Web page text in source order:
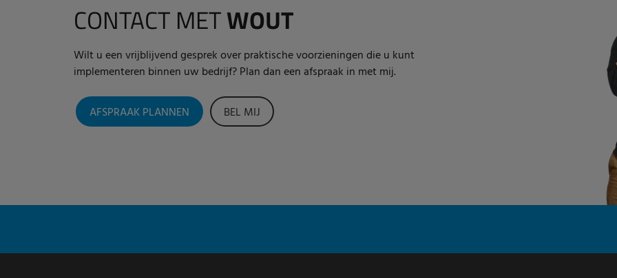
CONTACT METWOUT
Wilt u een vrijblijvend gesprek over praktische voorzieningen die u kunt
implementeren binnen uw bedrijf? Plan dan een afspraak in met mij.
AFSPRAAK PLANNEN BEL MIJ